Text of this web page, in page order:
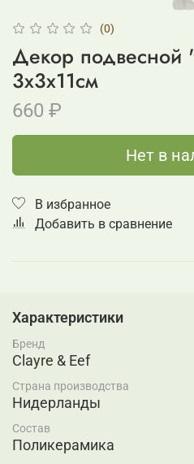
(0)
Декор подвесной
3х3х11см
660 ₽
Нет в
В избранное
Добавить в сравнение
Характеристики
Бренд
Clayre & Eef
Страна производства
Нидерланды
Состав
Поликерамика